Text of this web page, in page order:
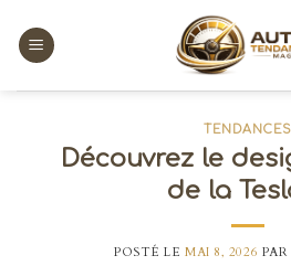
content
TENDANCES
Découvrez le
de la
POSTÉ LE MAI 8, 2026 PAR